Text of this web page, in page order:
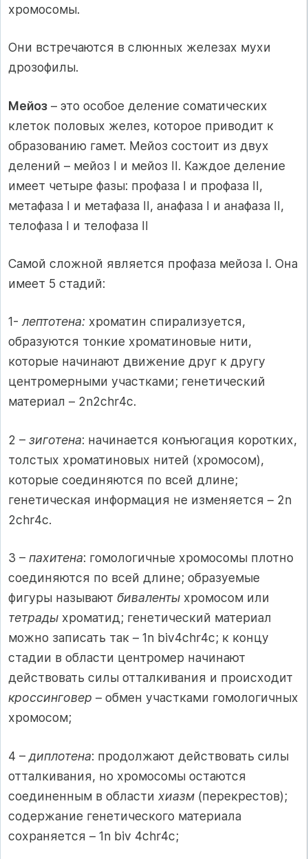
хромосомы.
Они встречаются в слюнных железах мухи
дрозофилы.
Мейоз – это особое деление соматических
клеток половых желез, которое приводит к
образованию гамет. Мейоз состоит из двух
делений – мейоз I и мейоз II. Каждое деление
имеет четыре фазы: профаза I и профаза II,
метафаза I и метафаза II, анафаза I и анафаза II,
телофаза I и телофаза II
Самой сложной является профаза мейоза I. Она
имеет 5 стадий:
1-лептотена: хроматин спирализуется,
образуются тонкие хроматиновые нити,
которые начинают движение друг к другу
центромерными участками; генетический
материал – 2n2chr4c.
2 – зиготена: начинается конъюгация коротких,
толстых хроматиновых нитей (хромосом),
которые соединяются по всей длине;
генетическая информация не изменяется – 2n
2chr4c.
3 – пахитена: гомологичные хромосомы плотно
соединяются по всей длине; образуемые
фигуры называют биваленты хромосом или
тетрады хроматид; генетический материал
можно записать так – 1n biv4chr4с; к концу
стадии в области центромер начинают
действовать силы отталкивания и происходит
кроссинговер – обмен участками гомологичных
хромосом;
4 – диплотена: продолжают действовать силы
отталкивания, но хромосомы остаются
соединенным в области хиазм (перекрестов);
содержание генетического материала
сохраняется – 1n biv 4chr4с;